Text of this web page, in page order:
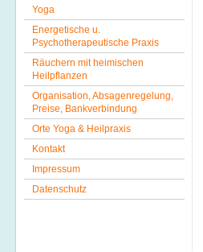
Yoga
Energetische u.
Psychotherapeutische Praxis
Räuchern mit heimischen
Heilpflanzen
Organisation, Absagenregelung,
Preise, Bankverbindung
Orte Yoga & Heilpraxis
Kontakt
Impressum
Datenschutz